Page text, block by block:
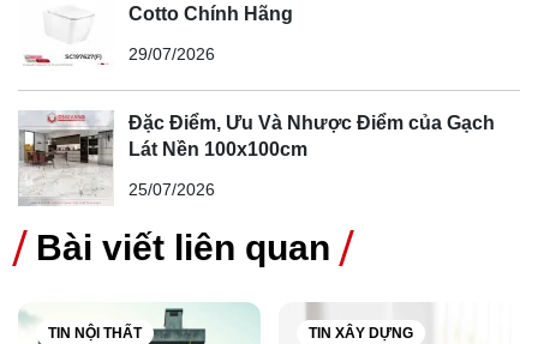
Cotto Chính Hãng
29/07/2026
Đặc Điểm, Ưu Và Nhược Điểm của Gạch
Lát Nền 100x100cm
25/07/2026
Bài viết liên quan
TIN NỘI THẤT TIN XÂY DỰNG